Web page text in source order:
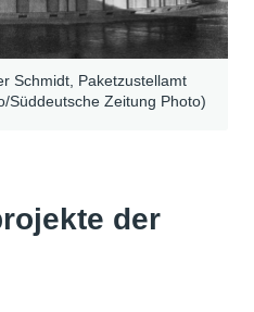
Schmidt, Paketzustellamt
Süddeutsche Zeitung Photo)
der